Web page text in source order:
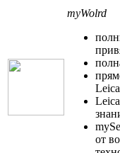
myWolrd
от